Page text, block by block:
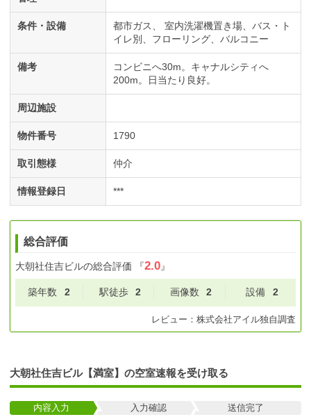
条件・設備 都市ガス 室内洗濯機置き場
バス・ト
イレ別
フローリング バルコニー
備考
コンビニへ30m。キャナルシティへ
200m。日当たり良好。
周辺施設
物件番号 1790
取引態様 仲介
情報登録日 ***
総合評価
大朝社住吉ビルの総合評価 『2.0』
築年数 2 駅徒歩 2 画像数 2 設備 2
レビュー： 株式会社アイル独自調査
大朝社住吉ビル【満室】の空室速報を受け取る
内容入力 入力確認 送信完了